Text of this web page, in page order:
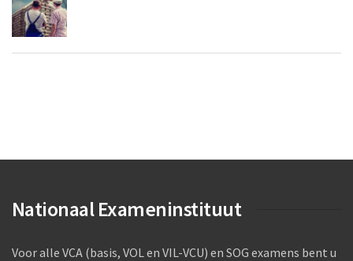
Nationaal Exameninstituut
Voor alle VCA (basis, VOL en VIL-VCU) en SOG examens bent u